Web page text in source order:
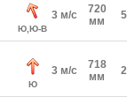
Ю,Ю-В
3 м/с
720
мм
Ю
3 м/с
718
мм